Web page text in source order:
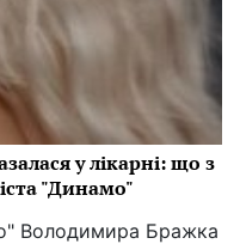
у лікарні: що з
"Динамо"
Володимира Бражка